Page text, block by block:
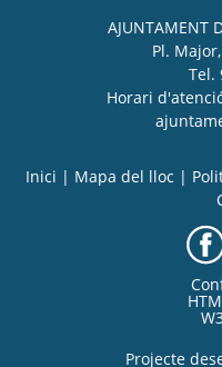
AJUNTAMENT
Pl.
Tel.
Horari
Inici | Mapa del lloc |
Projecte